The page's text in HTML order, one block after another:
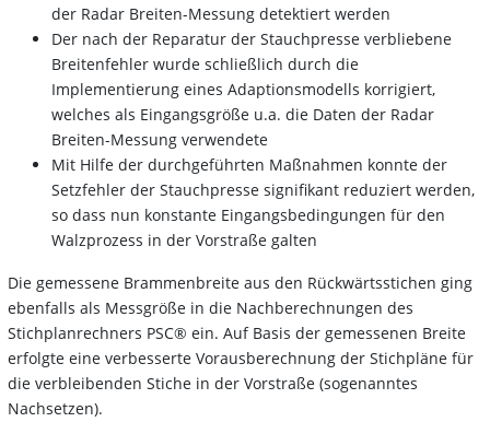
der Radar Breiten-Messung detektiert werden
Der nach der Reparatur der Stauchpresse verbliebene
Breitenfehler wurde schließlich durch die
Implementierung eines Adaptionsmodells korrigiert,
welches als Eingangsgröße u.a. die Daten der Radar
Breiten-Messung verwendete
Mit Hilfe der durchgeführten Maßnahmen konnte der
Setzfehler der Stauchpresse signifikant reduziert werden,
so dass nun konstante Eingangsbedingungen für den
Walzprozess in der Vorstraße galten
Die gemessene Brammenbreite aus den Rückwärtsstichen ging
ebenfalls als Messgröße in die Nachberechnungen des
Stichplanrechners PSC® ein. Auf Basis der gemessenen Breite
erfolgte eine verbesserte Vorausberechnung der Stichpläne für
die verbleibenden Stiche in der Vorstraße (sogenanntes
Nachsetzen).